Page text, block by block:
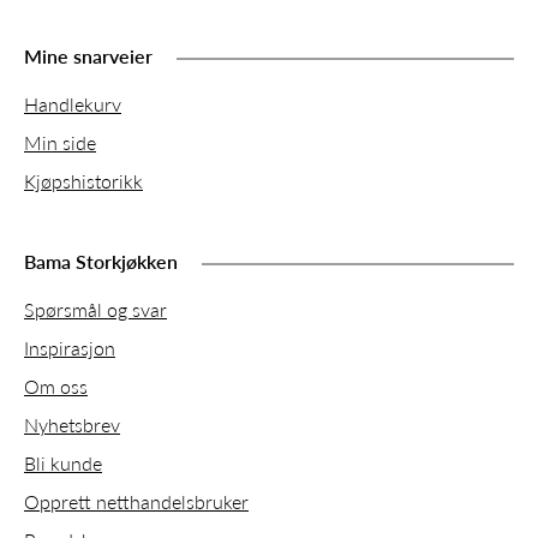
Mine snarveier
Handlekurv
Min side
Kjøpshistorikk
Bama Storkjøkken
Spørsmål og svar
Inspirasjon
Om oss
Nyhetsbrev
Bli kunde
Opprett netthandelsbruker